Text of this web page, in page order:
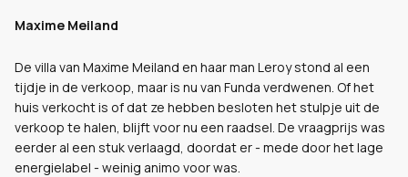
Maxime Meiland
De villa van Maxime Meiland en haar man Leroy stond al een
tijdje in de verkoop, maar is nu van Funda verdwenen. Of het
huis verkocht is of dat ze hebben besloten het stulpje uit de
verkoop te halen, blijft voor nu een raadsel. De vraagprijs was
eerder al een stuk verlaagd, doordat er - mede door het lage
energielabel - weinig animo voor was.